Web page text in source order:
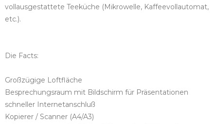
vollausgestattete Teeküche (Mikrowelle, Kaffeevollautomat,
etc.).
Die Facts:
Großzügige Loftfläche
Besprechungsraum mit Bildschirm für Präsentationen
schneller Internetanschluß
Kopierer / Scanner (A4/A3)